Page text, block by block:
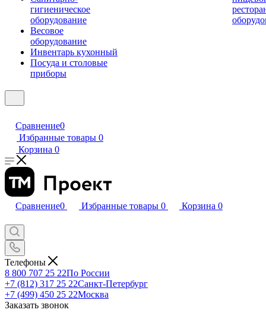
гигиеническое
оборудование
Весовое
оборудование
Инвентарь кухонный
Посуда и столовые
приборы
Сравнение0
Избранные товары 0
Корзина 0
Сравнение0 Избранные товары 0 Корзина 0
Телефоны
8 800 707 25 22По России
+7 (812) 317 25 22Санкт-Петербург
+7 (499) 450 25 22Москва
Заказать звонок